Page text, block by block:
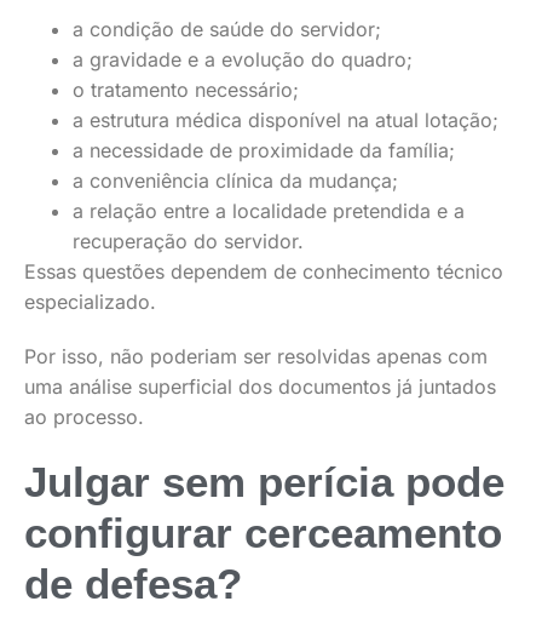
a condição de saúde do servidor;
a gravidade e a evolução do quadro;
o tratamento necessário;
a estrutura médica disponível na atual lotação;
a necessidade de proximidade da família;
a conveniência clínica da mudança;
a relação entre a localidade pretendida e a
recuperação do servidor.
Essas questões dependem de conhecimento técnico
especializado.
Por isso, não poderiam ser resolvidas apenas com
uma análise superficial dos documentos já juntados
ao processo.
Julgar sem perícia pode
configurar cerceamento
de defesa?